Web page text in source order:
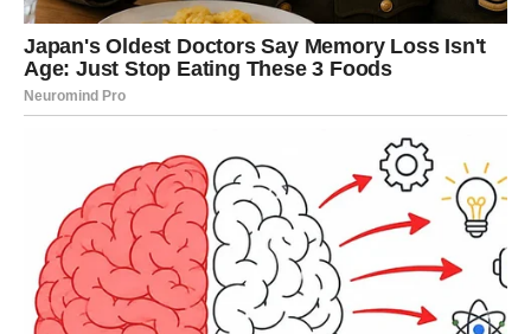
čuva prvobitni izgled.
Važno je naglasiti i to da današnji deterdženti nisu isti kao
nekada. Oni su napravljeni tako da djeluju efikasno čak i
Njihov sastav omogućava razgradnju
prljavštine na niskim temperaturama
, što znači da nema
potrebe za dodatnim zagrijavanjem u većini slučajeva.
Ipak, prava razlika dolazi do izražaja kada govorimo o vrstama
mrlja. Postoje one koje zahtijevaju poseban oprez. Mrlje od
krvi, znoja ili hrane bogate proteinima nikako ne podnose toplu